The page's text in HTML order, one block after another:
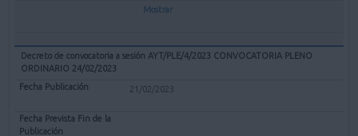
Mostrar
Decreto de convocatoria a sesión AYT/PLE/4/2023 CONVOCATORIA PLENO
ORDINARIO 24/02/2023
21/02/2023